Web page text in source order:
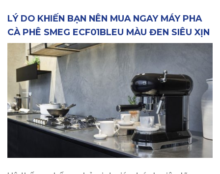
LÝ DO KHIẾN BẠN NÊN MUA NGAY MÁY PHA
CÀ PHÊ SMEG ECF01BLEU MÀU ĐEN SIÊU XỊN